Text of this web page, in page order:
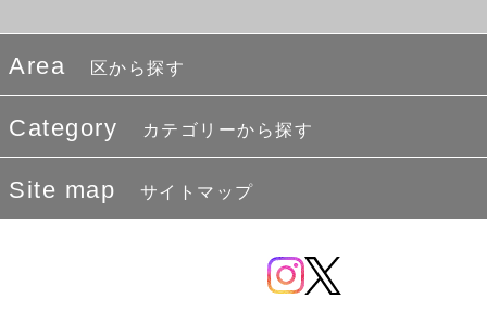
Area 区から探す
Category カテゴリーから探す
Site map サイトマップ